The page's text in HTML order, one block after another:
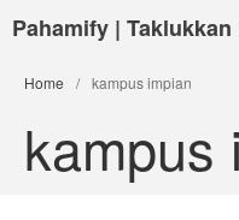
Pahamify | Taklukkan
Home / kampus impian
kampus